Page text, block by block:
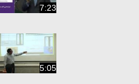
7:23
5:05